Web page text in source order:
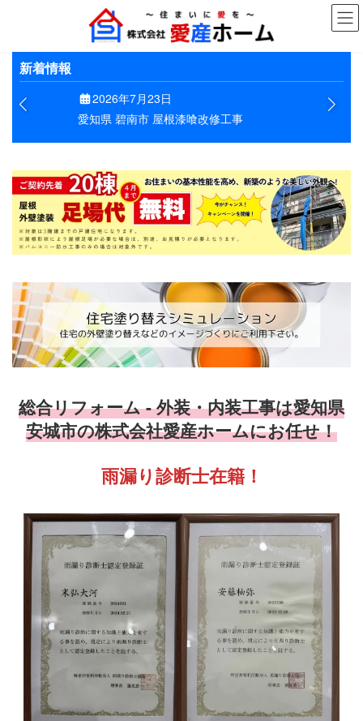
新着情報
2026年7月23日
愛知県 碧南市 屋根漆喰改修工事
総合リフォーム - 外装・内装工事は愛知県
安城市の株式会社愛産ホームにお任せ！
雨漏り診断士在籍！